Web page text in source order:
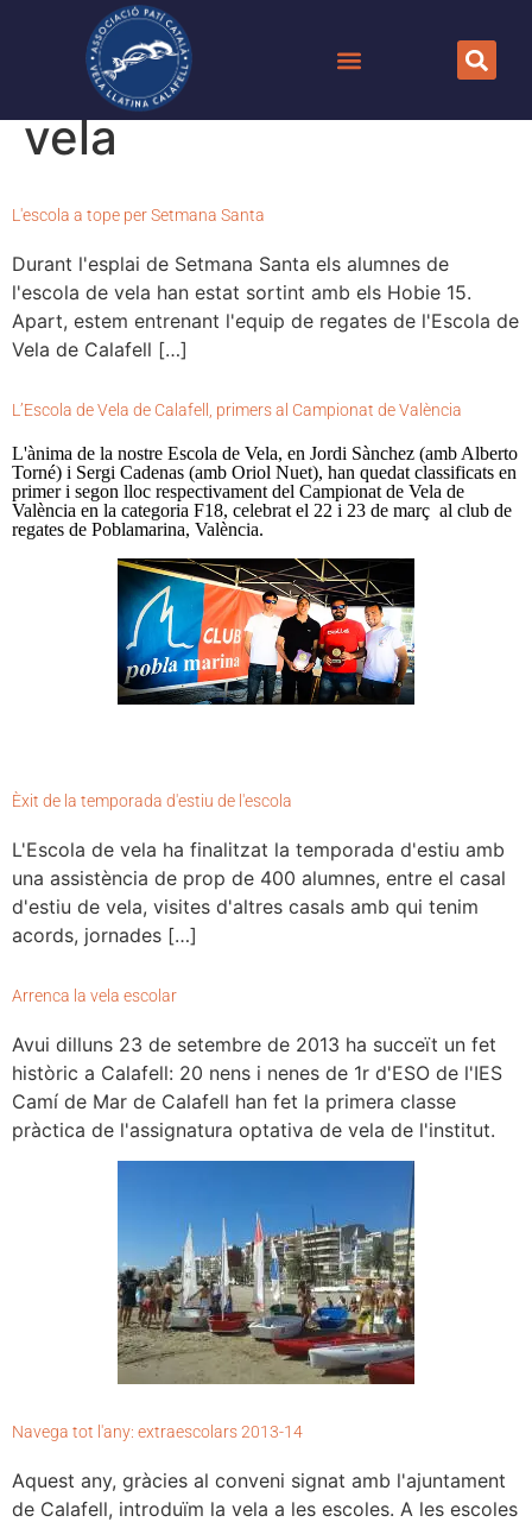
Categoria:
Escola de
vela
L'escola a tope per Setmana Santa
Durant l'esplai de Setmana Santa els alumnes de
l'escola de vela han estat sortint amb els Hobie 15.
Apart, estem entrenant l'equip de regates de l'Escola de
Vela de Calafell […]
L’Escola de Vela de Calafell, primers al Campionat de València
L'ànima de la nostre Escola de Vela, en Jordi Sànchez (amb Alberto
Torné) i Sergi Cadenas (amb Oriol Nuet), han quedat classificats en
primer i segon lloc respectivament del Campionat de Vela de
València en la categoria F18, celebrat el 22 i 23 de març al club de
regates de Poblamarina, València.
Èxit de la temporada d'estiu de l'escola
L'Escola de vela ha finalitzat la temporada d'estiu amb
una assistència de prop de 400 alumnes, entre el casal
d'estiu de vela, visites d'altres casals amb qui tenim
acords, jornades […]
Arrenca la vela escolar
Avui dilluns 23 de setembre de 2013 ha succeït un fet
històric a Calafell: 20 nens i nenes de 1r d'ESO de l'IES
Camí de Mar de Calafell han fet la primera classe
pràctica de l'assignatura optativa de vela de l'institut.
Navega tot l'any: extraescolars 2013-14
Aquest any, gràcies al conveni signat amb l'ajuntament
de Calafell, introduïm la vela a les escoles. A les escoles